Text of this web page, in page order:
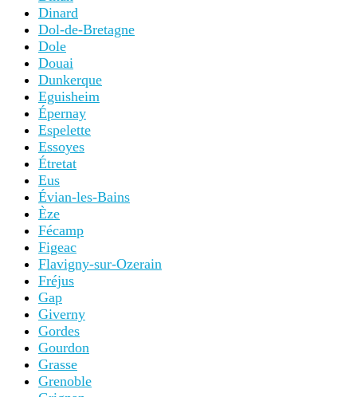
Dinard
Dol-de-Bretagne
Dole
Douai
Dunkerque
Eguisheim
Épernay
Espelette
Essoyes
Étretat
Eus
Évian-les-Bains
Èze
Fécamp
Figeac
Flavigny-sur-Ozerain
Fréjus
Gap
Giverny
Gordes
Gourdon
Grasse
Grenoble